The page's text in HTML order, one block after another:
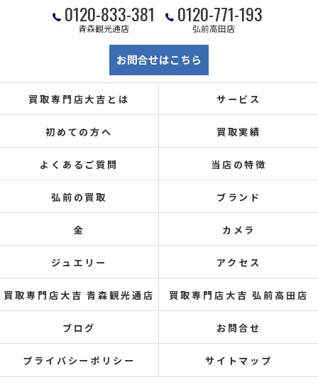
0120-833-381
青森観光通店
0120-771-193
弘前高田店
お問合せはこちら
買取専門店大吉とは サービス
初めての方へ 買取実績
よくあるご質問 当店の特徴
弘前の買取 ブランド
金 カメラ
ジュエリー アクセス
買取専門店大吉 青森観光通店 買取専門店大吉 弘前高田店
ブログ お問合せ
プライバシーポリシー サイトマップ